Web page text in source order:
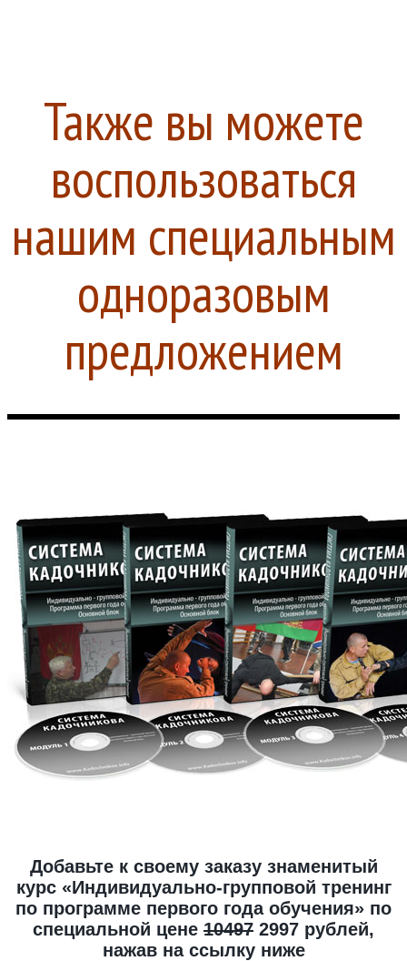
Также вы можете
воспользоваться
нашим специальным
одноразовым
предложением
Добавьте к своему заказу знаменитый
курс «Индивидуально-групповой тренинг
по программе первого года обучения» по
специальной цене 10497 2997 рублей,
нажав на ссылку ниже